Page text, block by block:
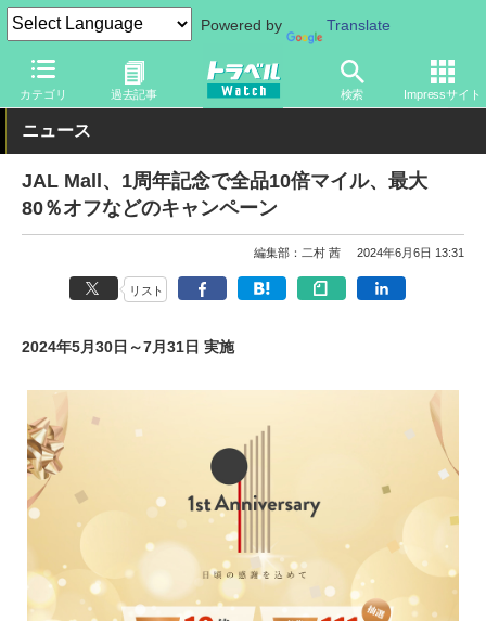
Powered by Translate
カテゴリ 過去記事 検索 Impressサイト
トラベル Watch 企業・政府・官庁 国内エアライン JAL
ニュース
JAL Mall、1周年記念で全品10倍マイル、最大
80％オフなどのキャンペーン
編集部：二村 茜 2024年6月6日 13:31
リスト
2024年5月30日～7月31日 実施